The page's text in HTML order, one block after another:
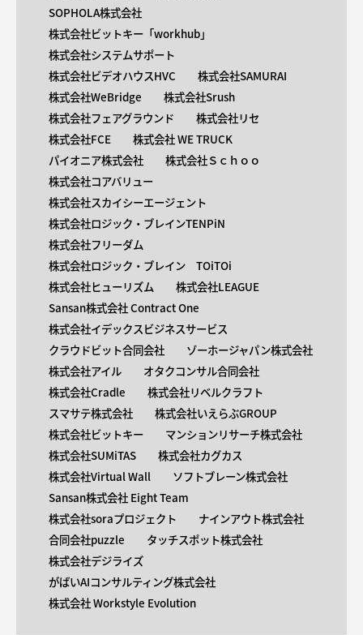
SOPHOLA株式会社
株式会社ビットキー「workhub」
株式会社システムサポート
株式会社ビデオハウスHVC
株式会社SAMURAI
株式会社WeBridge
株式会社Srush
株式会社フェアグラウンド
株式会社リセ
株式会社FCE
株式会社 WE TRUCK
パイオニア株式会社
株式会社Ｓｃｈｏｏ
株式会社コアバリュー
株式会社スカイシーエージェント
株式会社ロジック・ブレインTENPiN
株式会社フリーダム
株式会社ロジック・ブレイン TOiTOi
株式会社ヒューリズム
株式会社LEAGUE
Sansan株式会社 Contract One
株式会社イデックスビジネスサービス
クラウドビット合同会社
ゾーホージャパン株式会社
株式会社アイル
オタクコンサル合同会社
株式会社Cradle
株式会社リベルクラフト
スマサテ株式会社
株式会社いえらぶGROUP
株式会社ビットキー
マンションリサーチ株式会社
株式会社SUMiTAS
株式会社カグカス
株式会社Virtual Wall
ソフトブレーン株式会社
Sansan株式会社 Eight Team
株式会社soraプロジェクト
ナインアウト株式会社
合同会社puzzle
タッチスポット株式会社
株式会社デジライズ
がばいAIコンサルティング株式会社
株式会社 Workstyle Evolution